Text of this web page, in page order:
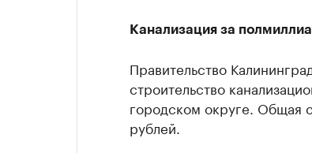
Канализация за
Правительство
строительство
городском округе. Общая
рублей.